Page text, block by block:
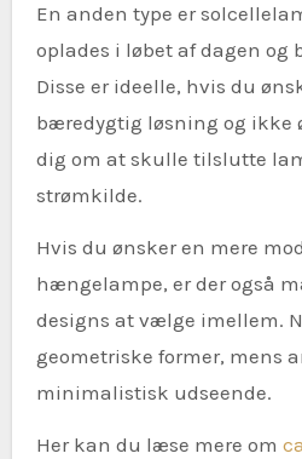
En anden type er
oplades i løbet af dagen og
Disse er ideelle, hvis du
bæredygtig løsning og ikke
dig om at skulle tilslutte
strømkilde.
Hvis du ønsker en mere
hængelampe, er der også
designs at vælge imellem.
geometriske former, mens
minimalistisk udseende.
Her kan du læse mere om